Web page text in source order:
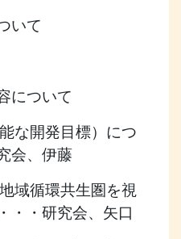
いて
について
開発目標）につ
会、伊藤
循環共生圏を視
・・研究会、矢口